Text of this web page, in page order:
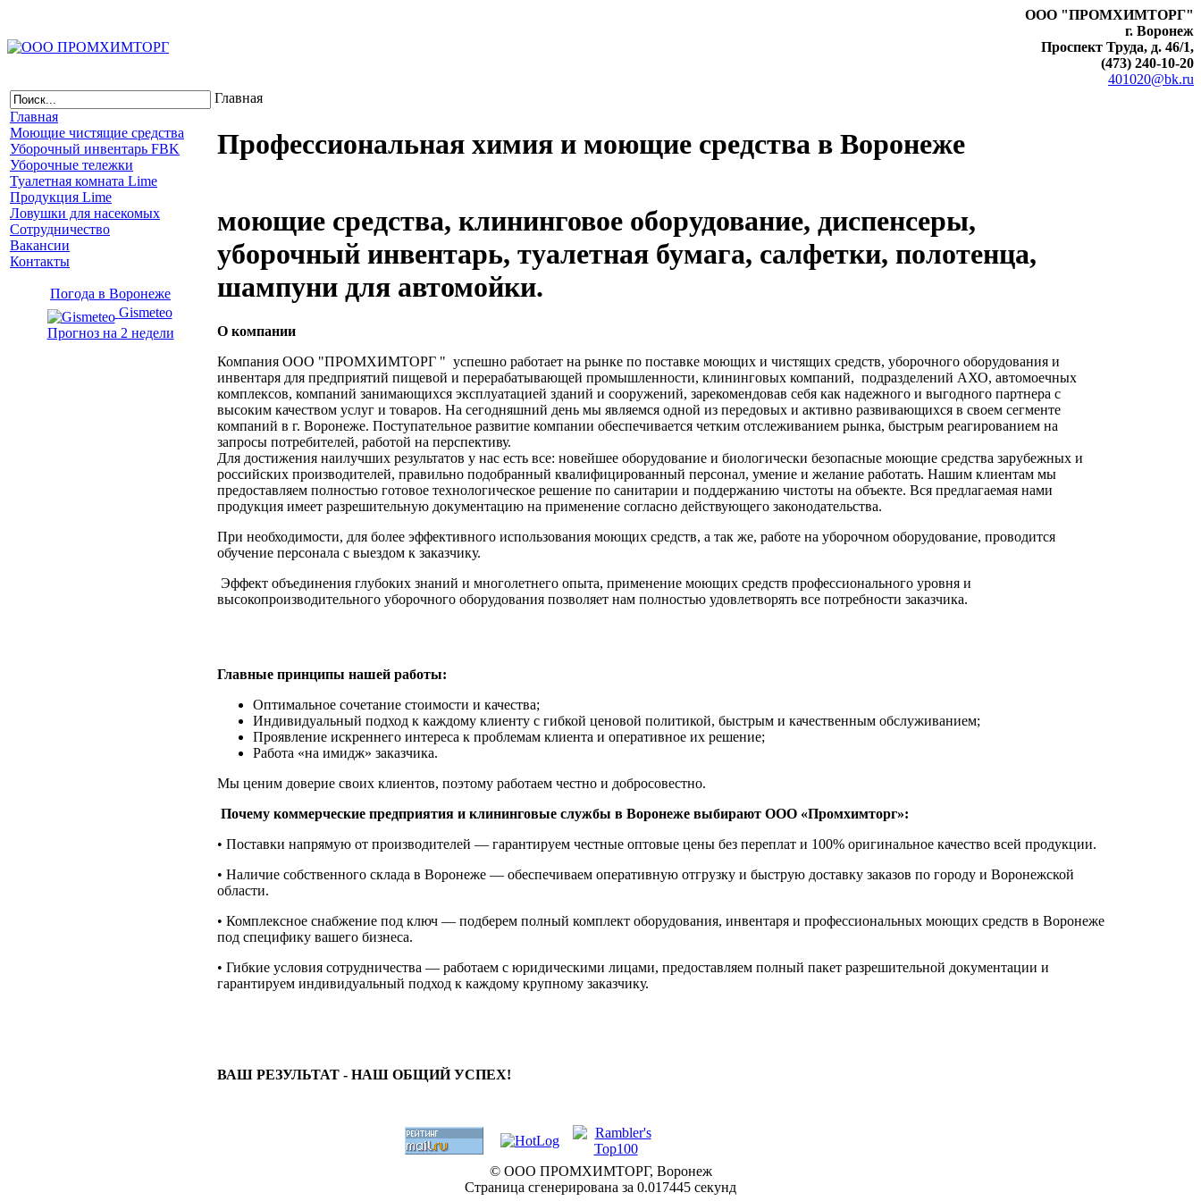
ООО "ПРОМХИМТОРГ"
г. Воронеж
Проспект Труда, д. 46/1,
(473) 240-10-20
401020@bk.ru
Главная
Моющие чистящие средства
Уборочный инвентарь FBK
Уборочные тележки
Туалетная комната Lime
Продукция Lime
Ловушки для насекомых
Сотрудничество
Вакансии
Контакты
Погода в Воронеже
Gismeteo
Прогноз на 2 недели
Главная
Профессиональная химия и моющие средства в Воронеже
моющие средства, клининговое оборудование, диспенсеры,
уборочный инвентарь, туалетная бумага, салфетки, полотенца,
шампуни для автомойки.
О компании
Компания ООО "ПРОМХИМТОРГ " успешно работает на рынке по поставке моющих и чистящих средств, уборочного оборудования и
инвентаря для предприятий пищевой и перерабатывающей промышленности, клининговых компаний, подразделений АХО, автомоечных
комплексов, компаний занимающихся эксплуатацией зданий и сооружений, зарекомендовав себя как надежного и выгодного партнера с
высоким качеством услуг и товаров. На сегодняшний день мы являемся одной из передовых и активно развивающихся в своем сегменте
компаний в г. Воронеже. Поступательное развитие компании обеспечивается четким отслеживанием рынка, быстрым реагированием на
запросы потребителей, работой на перспективу.
Для достижения наилучших результатов у нас есть все: новейшее оборудование и биологически безопасные моющие средства зарубежных и
российских производителей, правильно подобранный квалифицированный персонал, умение и желание работать. Нашим клиентам мы
предоставляем полностью готовое технологическое решение по санитарии и поддержанию чистоты на объекте. Вся предлагаемая нами
продукция имеет разрешительную документацию на применение согласно действующего законодательства.
При необходимости, для более эффективного использования моющих средств, а так же, работе на уборочном оборудование, проводится
обучение персонала с выездом к заказчику.
Эффект объединения глубоких знаний и многолетнего опыта, применение моющих средств профессионального уровня и
высокопроизводительного уборочного оборудования позволяет нам полностью удовлетворять все потребности заказчика.
Главные принципы нашей работы:
Оптимальное сочетание стоимости и качества;
Индивидуальный подход к каждому клиенту с гибкой ценовой политикой, быстрым и качественным обслуживанием;
Проявление искреннего интереса к проблемам клиента и оперативное их решение;
Работа «на имидж» заказчика.
Мы ценим доверие своих клиентов, поэтому работаем честно и добросовестно.
Почему коммерческие предприятия и клининговые службы в Воронеже выбирают ООО «Промхимторг»:
• Поставки напрямую от производителей — гарантируем честные оптовые цены без переплат и 100% оригинальное качество всей продукции.
• Наличие собственного склада в Воронеже — обеспечиваем оперативную отгрузку и быструю доставку заказов по городу и Воронежской
области.
• Комплексное снабжение под ключ — подберем полный комплект оборудования, инвентаря и профессиональных моющих средств в Воронеже
под специфику вашего бизнеса.
• Гибкие условия сотрудничества — работаем с юридическими лицами, предоставляем полный пакет разрешительной документации и
гарантируем индивидуальный подход к каждому крупному заказчику.
ВАШ РЕЗУЛЬТАТ - НАШ ОБЩИЙ УСПЕХ!
© ООО ПРОМХИМТОРГ, Воронеж
Страница сгенерирована за 0.017445 секунд